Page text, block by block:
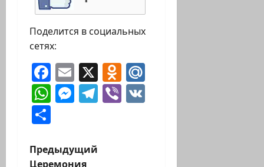
Поделится в социальных
сетях:
Facebook
Email
X Odnoklassniki
WhatsApp
Messenger
Telegram
Viber
Н
Предыдущий
Церемония